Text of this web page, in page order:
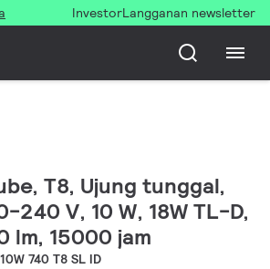
InvestorLangganan newsletter
T8, Ujung tunggal,
240 V, 10 W, 18W TL-D,
lm, 15000 jam
740 T8 SL ID